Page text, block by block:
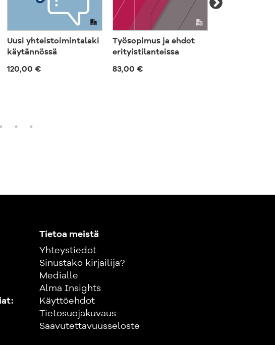
Uusi yhteistoimintalaki
käytännössä
120,00 €
Työsopimus ja ehdot
erityistilanteissa
83,00 €
Tietoa meistä
Yhteystiedot
Sinustako kirjailija?
Medialle
Alma Insights
Käyttöehdot
Tietosuojakuvaus
Saavutettavuusseloste